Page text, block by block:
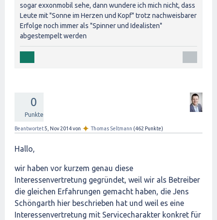
sogar exxonmobil sehe, dann wundere ich mich nicht, dass
Leute mit "Sonne im Herzen und Kopf" trotz nachweisbarer
Erfolge noch immer als "Spinner und Idealisten"
abgestempelt werden
0
Punkte
Beantwortet5, Nov 2014von ✦ Thomas Seltmann (462 Punkte)
Hallo,
wir haben vor kurzem genau diese
Interessenvertretung gegründet, weil wir als Betreiber
die gleichen Erfahrungen gemacht haben, die Jens
Schöngarth hier beschrieben hat und weil es eine
Interessenvertretung mit Servicecharakter konkret für